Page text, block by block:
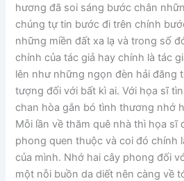
hương đã soi sáng bước chân
chúng tự tin bước đi trên chính
những miền đất xa lạ và trong số
chính của tác giả hay chính là tác
lên như những ngọn đèn hải đăng
tượng đối với bất kì ai. Với họa sĩ
chan hòa gắn bó tình thương nhớ
Mỗi lần về thăm quê nhà thì họa sĩ
phong quen thuộc và coi đó chính
của mình. Nhớ hai cây phong đối
một nỗi buồn da diết nên càng về